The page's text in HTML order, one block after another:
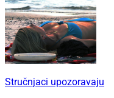
Stručnjaci upozoravaju